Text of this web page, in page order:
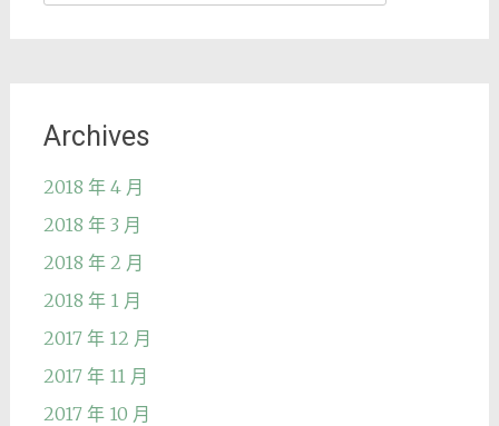
for:
Archives
2018 年 4 月
2018 年 3 月
2018 年 2 月
2018 年 1 月
2017 年 12 月
2017 年 11 月
2017 年 10 月